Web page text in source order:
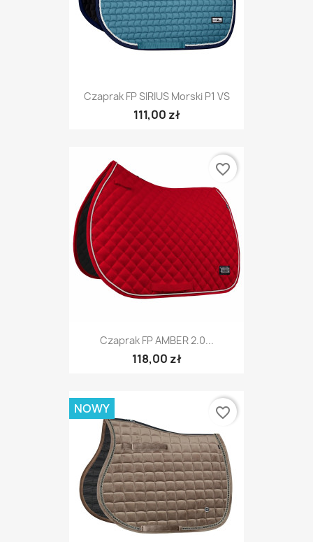
Czaprak FP SIRIUS Morski P1 VS
111,00 zł
Czaprak FP AMBER 2.0...
118,00 zł
favorite_border
NOWY favorite_border